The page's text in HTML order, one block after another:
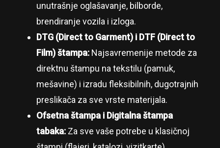
unutrašnje oglašavanje, bilborde,
brendiranje vozila i izloga.
DTG (Direct to Garment) i DTF (Direct to
Film) štampa:Najsavremenije metode za
direktnu štampu na tekstilu (pamuk,
mešavine) i izradu fleksibilnih, dugotrajnih
preslikača za sve vrste materijala.
Ofsetna štampa i Digitalna štampa
tabaka:Za sve vaše potrebe u klasičnoj